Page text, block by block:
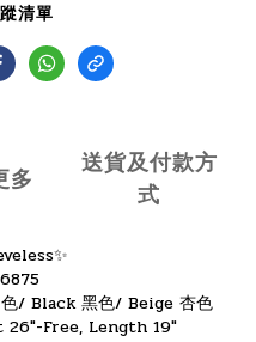
清單
多
送貨及付款方
式
/ Black 黑色/ Beige 杏色
26"-Free, Length 19"